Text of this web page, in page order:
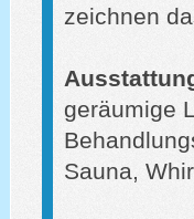
zeichnen
geräumige
Sauna,